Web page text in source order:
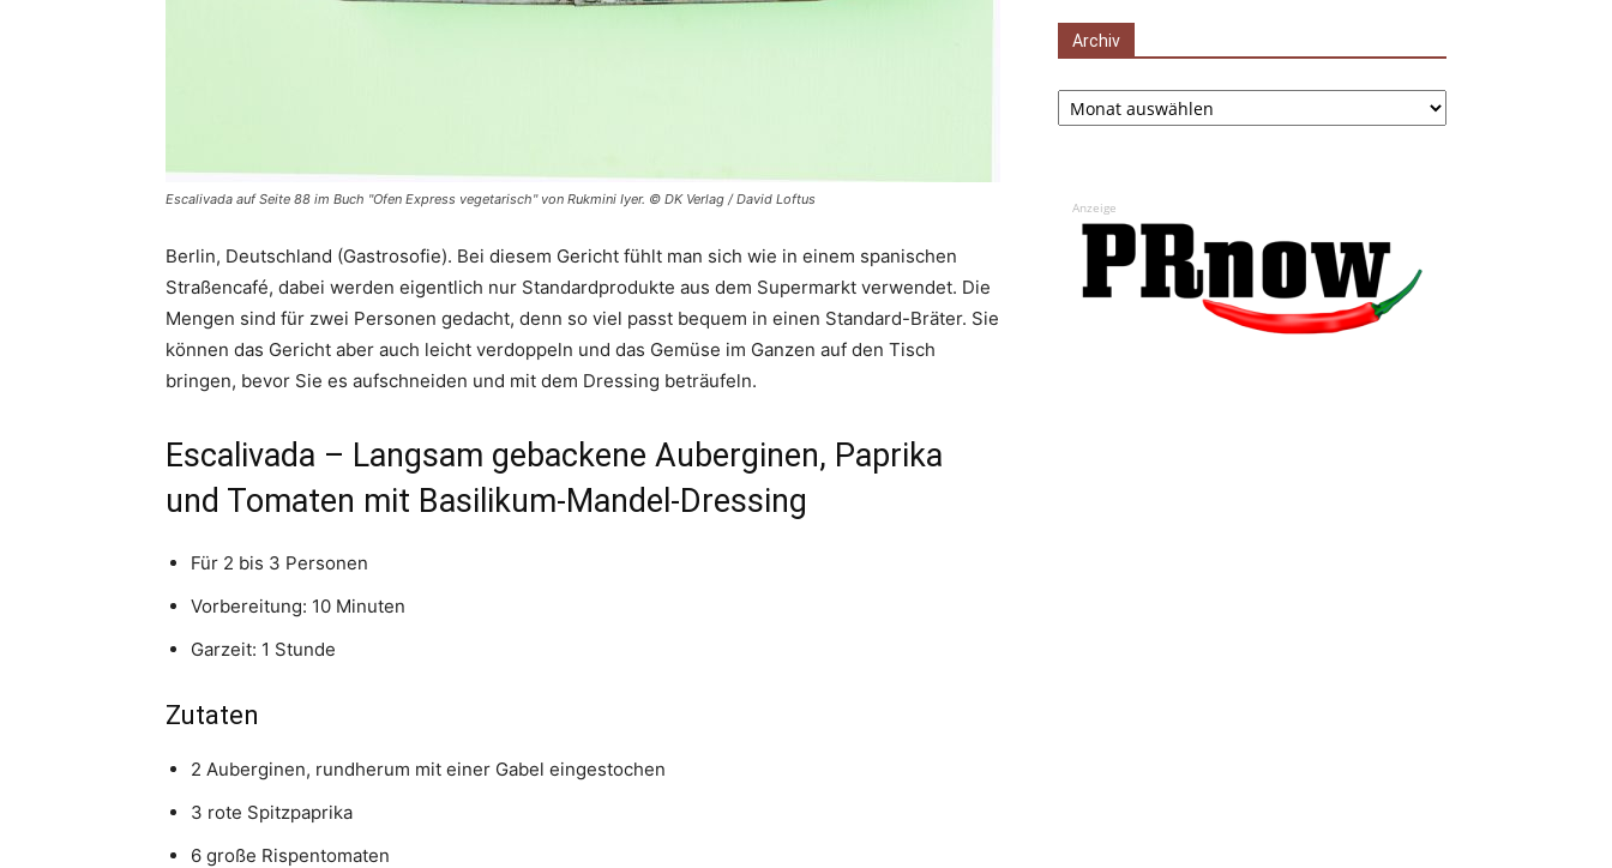
Escalivada auf Seite 88 im Buch "Ofen Express vegetarisch" von Rukmini Iyer. © DK Verlag / David Loftus
Berlin, Deutschland (Gastrosofie). Bei diesem Gericht fühlt man sich wie in einem spanischen
Straßencafé, dabei werden eigentlich nur Standardprodukte aus dem Supermarkt verwendet. Die
Mengen sind für zwei Personen gedacht, denn so viel passt bequem in einen Standard-Bräter. Sie
können das Gericht aber auch leicht verdoppeln und das Gemüse im Ganzen auf den Tisch
bringen, bevor Sie es aufschneiden und mit dem Dressing beträufeln.
Escalivada – Langsam gebackene Auberginen, Paprika
und Tomaten mit Basilikum-Mandel-Dressing
Für 2 bis 3 Personen
Vorbereitung: 10 Minuten
Garzeit: 1 Stunde
Zutaten
2 Auberginen, rundherum mit einer Gabel eingestochen
3 rote Spitzpaprika
6 große Rispentomaten
Archiv
Archiv
Anzeige